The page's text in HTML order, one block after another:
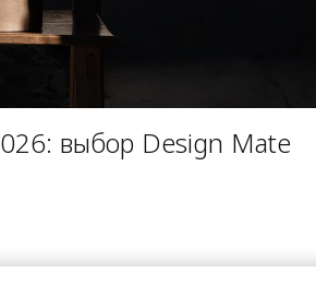
выбор Design Mate